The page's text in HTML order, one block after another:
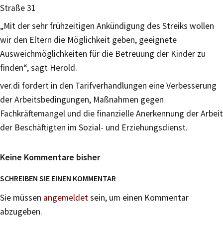
Straße 31
„Mit der sehr frühzeitigen Ankündigung des Streiks wollen
wir den Eltern die Möglichkeit geben, geeignete
Ausweichmöglichkeiten für die Betreuung der Kinder zu
finden“, sagt Herold.
ver.di fordert in den Tarifverhandlungen eine Verbesserung
der Arbeitsbedingungen, Maßnahmen gegen
Fachkräftemangel und die finanzielle Anerkennung der Arbeit
der Beschäftigten im Sozial- und Erziehungsdienst.
Keine Kommentare bisher
SCHREIBEN SIE EINEN KOMMENTAR
Sie müssen angemeldetsein, um einen Kommentar
abzugeben.